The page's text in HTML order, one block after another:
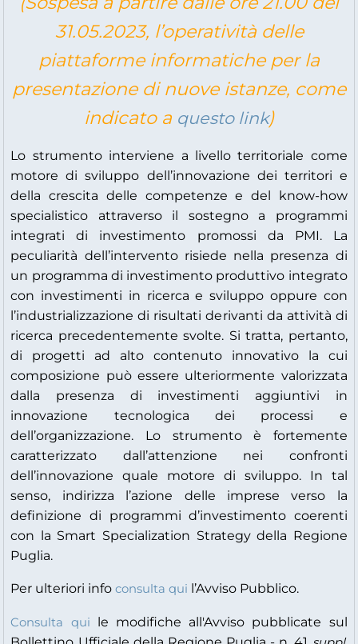
31.05.2023, l’operatività delle
piattaforme informatiche per la
presentazione di nuove istanze, come
indicato a questo link)
Lo strumento interviene a livello territoriale come
motore di sviluppo dell’innovazione dei territori e
della crescita delle competenze e del know-how
specialistico attraverso il sostegno a programmi
integrati di investimento promossi da PMI. La
peculiarità dell’intervento risiede nella presenza di
un programma di investimento produttivo integrato
con investimenti in ricerca e sviluppo oppure con
l’industrializzazione di risultati derivanti da attività di
ricerca precedentemente svolte. Si tratta, pertanto,
di progetti ad alto contenuto innovativo la cui
composizione può essere ulteriormente valorizzata
dalla presenza di investimenti aggiuntivi in
innovazione tecnologica dei processi e
dell’organizzazione. Lo strumento è fortemente
caratterizzato dall’attenzione nei confronti
dell’innovazione quale motore di sviluppo. In tal
senso, indirizza l’azione delle imprese verso la
definizione di programmi d’investimento coerenti
con la Smart Specialization Strategy della Regione
Puglia.
Per ulteriori infoconsulta qui l’Avviso Pubblico.
Consulta qui le modifiche all'Avviso pubblicate sul